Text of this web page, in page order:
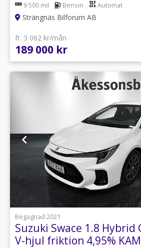
9 500 mil Bensin Automat
Strängnäs Bilforum AB
fr. 3 062 kr/mån
189 000 kr
Begagnad 2021
Suzuki Swace 1.8 Hybrid
V-hjul friktion 4,95%